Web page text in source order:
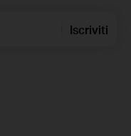
Iscriviti